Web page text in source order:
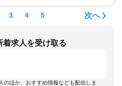
3 4 5 次へ
着求人を受け取る
のほか、おすすめ情報なども配信しま